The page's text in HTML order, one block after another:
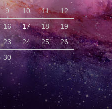
9 10 11
12
16 17 18
19
23 24 25
26
30